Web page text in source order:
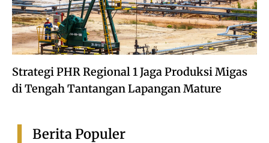
Strategi PHR Regional 1 Jaga Produksi Migas
di Tengah Tantangan Lapangan Mature
Berita Populer